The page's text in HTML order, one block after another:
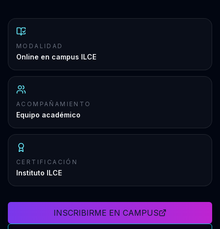
MODALIDAD
Online en campus ILCE
ACOMPAÑAMIENTO
Equipo académico
CERTIFICACIÓN
Instituto ILCE
INSCRIBIRME EN CAMPUS